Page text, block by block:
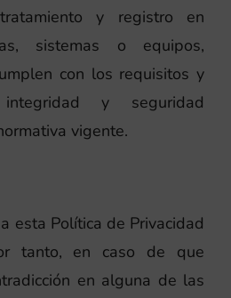
y registro en
sistemas o equipos,
con los requisitos y
y seguridad
vigente.
esta Política de Privacidad
tanto, en caso de que
en alguna de las